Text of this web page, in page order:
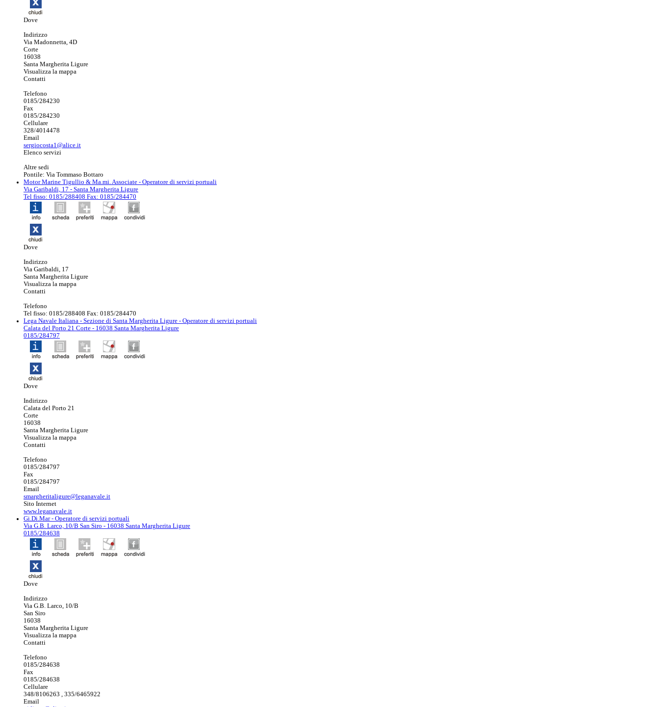
Dove
Indirizzo
Via Madonnetta, 4D
Corte
16038
Santa Margherita Ligure
Visualizza la mappa
Contatti
Telefono
0185/284230
Fax
0185/284230
Cellulare
328/4014478
Email
sergiocosta1@alice.it
Elenco servizi
Altre sedi
Pontile: Via Tommaso Bottaro
Motor Marine Tigullio & Ma.mi. Associate - Operatore di servizi portuali
Via Garibaldi, 17 - Santa Margherita Ligure
Tel fisso: 0185/288408 Fax: 0185/284470
Dove
Indirizzo
Via Garibaldi, 17
Santa Margherita Ligure
Visualizza la mappa
Contatti
Telefono
Tel fisso: 0185/288408 Fax: 0185/284470
Lega Navale Italiana - Sezione di Santa Margherita Ligure - Operatore di servizi portuali
Calata del Porto 21 Corte - 16038 Santa Margherita Ligure
0185/284797
Dove
Indirizzo
Calata del Porto 21
Corte
16038
Santa Margherita Ligure
Visualizza la mappa
Contatti
Telefono
0185/284797
Fax
0185/284797
Email
smargheritaligure@leganavale.it
Sito Internet
www.leganavale.it
Gi.Di.Mar- Operatore di servizi portuali
Via G.B. Larco, 10/B San Siro - 16038 Santa Margherita Ligure
0185/284638
Dove
Indirizzo
Via G.B. Larco, 10/B
San Siro
16038
Santa Margherita Ligure
Visualizza la mappa
Contatti
Telefono
0185/284638
Fax
0185/284638
Cellulare
348/8106263 , 335/6465922
Email